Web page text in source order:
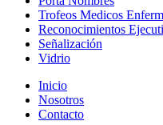
Trofeos Medicos
Reconocimientos
Señalización
Vidrio
Inicio
Nosotros
Contacto